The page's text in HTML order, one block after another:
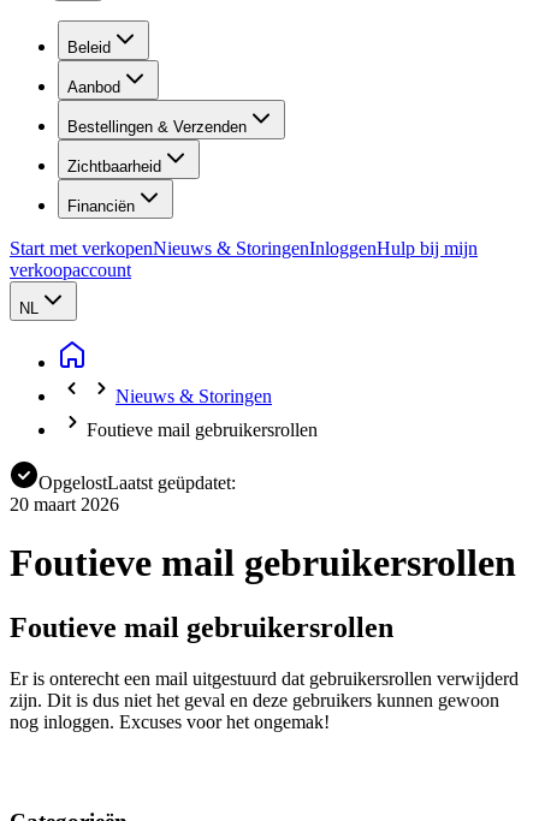
Beleid
Aanbod
Bestellingen & Verzenden
Zichtbaarheid
Financiën
Start met verkopenNieuws & StoringenInloggenHulp bij mijn
verkoopaccount
NL
Nieuws & Storingen
Foutieve mail gebruikersrollen
OpgelostLaatst geüpdatet:
20 maart 2026
Foutieve mail gebruikersrollen
Foutieve mail gebruikersrollen
Er is onterecht een mail uitgestuurd dat gebruikersrollen verwijderd
zijn. Dit is dus niet het geval en deze gebruikers kunnen gewoon
nog inloggen. Excuses voor het ongemak!